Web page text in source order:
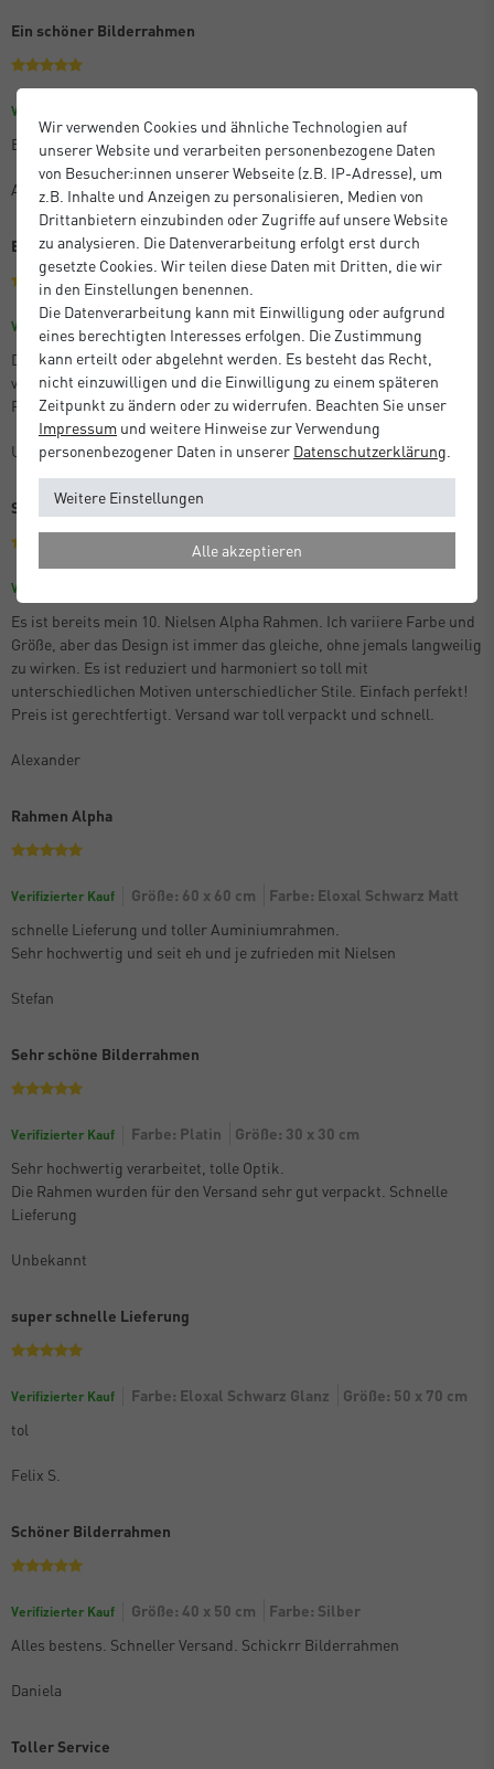
Ein schöner Bilderrahmen
Verifizierter Kauf
Es ist praktisch und schön, wenn auch etwas teuer.
Anton M.
Beste Qualität
Verifizierter Kauf Größe: 21 x 29,7 cm (A4)
Farbe: Silber Matt
Die bestellten Artikel entsprachen der Beschreibung, kamen perfekt
verpackt und sehr schnell an. Ganz hervorragende Qualität der
Produkte!
Unbekannt
Schon der 10. Alpha
Verifizierter Kauf
Es ist bereits mein 10. Nielsen Alpha Rahmen. Ich variiere Farbe und
Größe, aber das Design ist immer das gleiche, ohne jemals langweilig
zu wirken. Es ist reduziert und harmoniert so toll mit
unterschiedlichen Motiven unterschiedlicher Stile. Einfach perfekt!
Preis ist gerechtfertigt. Versand war toll verpackt und schnell.
Alexander
Rahmen Alpha
Verifizierter Kauf Größe: 60 x 60 cm
Farbe: Eloxal Schwarz Matt
schnelle Lieferung und toller Auminiumrahmen.
Sehr hochwertig und seit eh und je zufrieden mit Nielsen
Stefan
Sehr schöne Bilderrahmen
Verifizierter Kauf Farbe: Platin
Größe: 30 x 30 cm
Sehr hochwertig verarbeitet, tolle Optik.
Die Rahmen wurden für den Versand sehr gut verpackt. Schnelle
Lieferung
Unbekannt
super schnelle Lieferung
Verifizierter Kauf Farbe: Eloxal Schwarz Glanz
Größe: 50 x 70 cm
tol
Felix S.
Schöner Bilderrahmen
Verifizierter Kauf Größe: 40 x 50 cm
Farbe: Silber
Alles bestens. Schneller Versand. Schickrr Bilderrahmen
Daniela
Toller Service
Wir verwenden Cookies und ähnliche Technologien auf
unserer Website und verarbeiten personenbezogene Daten
von Besucher:innen unserer Webseite (z.B. IP-Adresse), um
z.B. Inhalte und Anzeigen zu personalisieren, Medien von
Drittanbietern einzubinden oder Zugriffe auf unsere Website
zu analysieren. Die Datenverarbeitung erfolgt erst durch
gesetzte Cookies. Wir teilen diese Daten mit Dritten, die wir
in den Einstellungen benennen.
Die Datenverarbeitung kann mit Einwilligung oder aufgrund
eines berechtigten Interesses erfolgen. Die Zustimmung
kann erteilt oder abgelehnt werden. Es besteht das Recht,
nicht einzuwilligen und die Einwilligung zu einem späteren
Zeitpunkt zu ändern oder zu widerrufen. Beachten Sie unser
Impressum und weitere Hinweise zur Verwendung
personenbezogener Daten in unserer Daten­schutz­erklärung
Weitere Einstellungen
Alle akzeptieren